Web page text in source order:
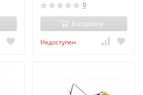
0
В корзину
Недоступен